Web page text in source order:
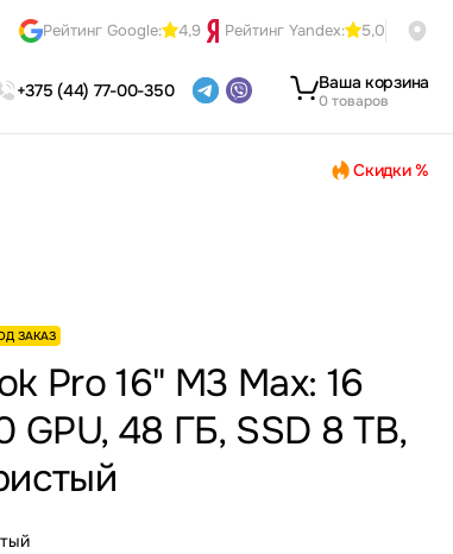
Рейтинг Google: 4,9 Рейтинг Yandex: 5,0
+375 (44) 77-00-350 Ваша корзина
0 товаров
Скидки %
ЗАКАЗ
Pro 16" M3 Max: 16
GPU, 48 ГБ, SSD 8 TB,